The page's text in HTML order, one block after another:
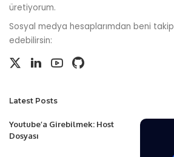
üretiyorum.
Sosyal medya hesaplarımdan beni takip
edebilirsin:
Latest Posts
Youtube’a Girebilmek: Host
Dosyası